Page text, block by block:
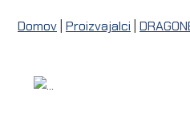
Domov Proizvajalci